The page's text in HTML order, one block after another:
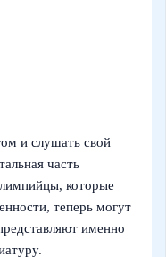
и слушать свой
часть
которые
теперь могут
именно